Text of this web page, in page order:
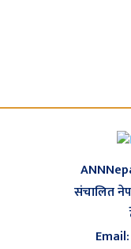
संचालित